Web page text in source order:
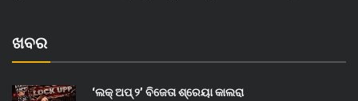
ଖବର
‘ଲକ୍ ଅପ୍ ୨’ ବିଜେତା ଶ୍ରେୟା କାଲରା